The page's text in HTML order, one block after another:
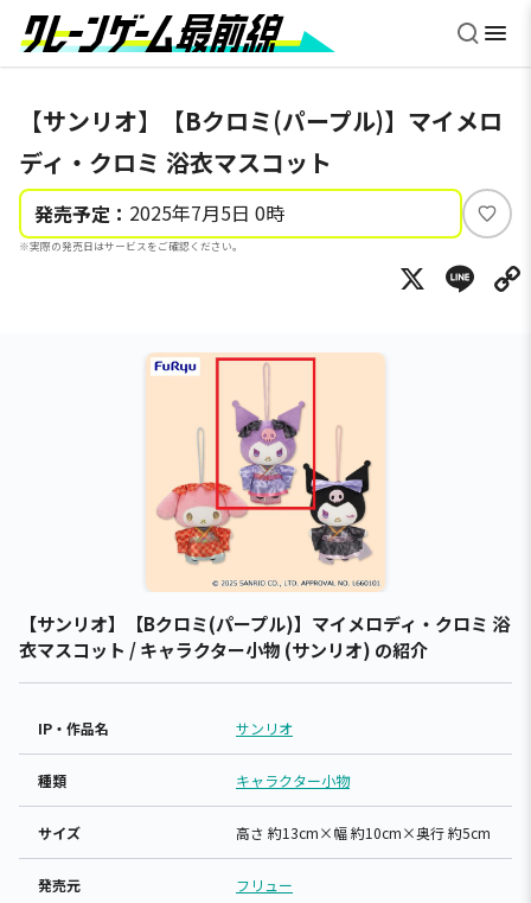
【サンリオ】【Bクロミ(パープル)】マイメロ
ディ・クロミ 浴衣マスコット
発売予定： 2025年7月5日 0時
※実際の発売日はサービスをご確認ください。
い
ね
X
【サンリオ】【Bクロミ(パープル)】マイメロディ・クロミ 浴
衣マスコット / キャラクター小物 (サンリオ) の紹介
IP・作品名 サンリオ
種類 キャラクター小物
サイズ 高さ 約13cm×幅 約10cm×奥行 約5cm
発売元 フリュー